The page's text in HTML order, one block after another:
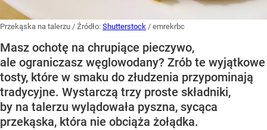
Przekąska na talerzu / Źródło: Shutterstock / emrekrbc
Masz ochotę na chrupiące pieczywo,
ale ograniczasz węglowodany? Zrób te wyjątkowe
tosty, które w smaku do złudzenia przypominają
tradycyjne. Wystarczą trzy proste składniki,
by na talerzu wylądowała pyszna, sycąca
przekąska, która nie obciąża żołądka.